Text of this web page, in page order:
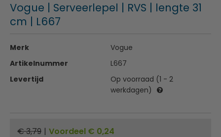
Vogue | Serveerlepel | RVS | lengte 31
cm | L667
Merk
Vogue
Artikelnummer
L667
Levertijd
Op voorraad (1 - 2
werkdagen)
€ 3,79 | Voordeel € 0,24